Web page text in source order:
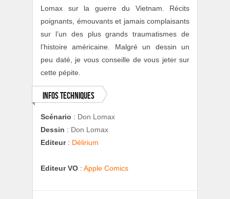
Lomax sur la guerre du Vietnam. Récits
poignants, émouvants et jamais complaisants
sur l’un des plus grands traumatismes de
l’histoire américaine. Malgré un dessin un
peu daté, je vous conseille de vous jeter sur
cette pépite.
Infos techniques
Scénario : Don Lomax
Dessin : Don Lomax
Editeur: Délirium
Editeur VO : Apple Comics